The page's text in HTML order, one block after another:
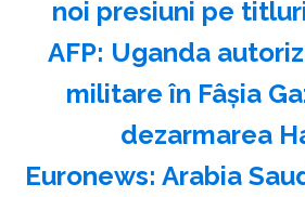
noi presiuni pe
AFP: Uganda
militare în Fâşia
dezarmarea
Euronews: Arabia